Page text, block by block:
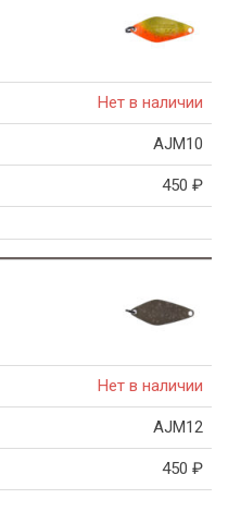
Нет в наличии
AJM10
450 ₽
Нет в наличии
AJM12
450 ₽